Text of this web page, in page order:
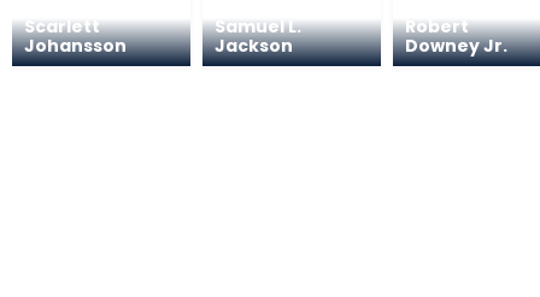
Scarlett
Johansson
Samuel L.
Jackson
Robert
Downey Jr.